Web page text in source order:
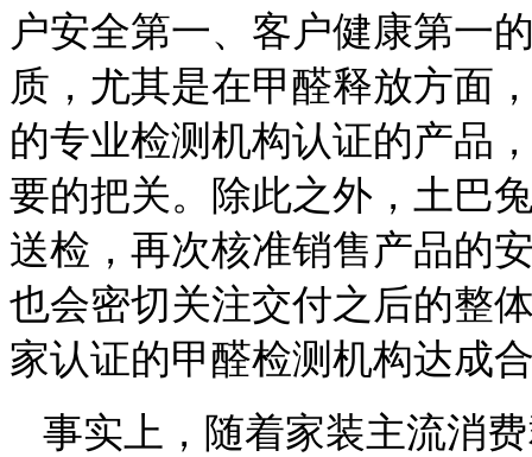
户安全第一、客户健康第一
质，尤其是在甲醛释放方面
的专业检测机构认证的产品
要的把关。除此之外 ， 土巴
送检 ， 再次核准销售产品的
也会密切关注交付之后的整
家认证的甲醛检测机构达成
事实上，随着家装主流消